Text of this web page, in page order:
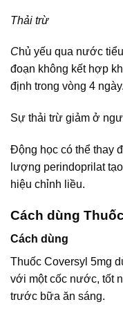
Thải trừ
Chủ yếu qua nước
đoạn không kết hợp
định trong vòng 4 ngày.
Sự thải trừ giảm ở
Động học có thể thay
lượng perindoprilat
hiệu chỉnh liều.
Cách dùng
Cách dùng
Thuốc Coversyl 5mg
với một cốc nước, tốt
trước bữa ăn sáng.